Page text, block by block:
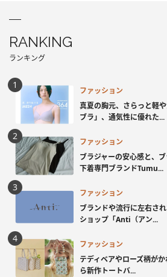
RANKING
ランキング
ファッション
真夏の胸元、さらっと軽
ブラ」、通気性に優れた...
ファッション
ブラジャーの安心感と、
下着専門ブランドTumu...
ファッション
ブランドや流行に左右さ
ショップ「Anti（アン...
ファッション
テディベアやローズ柄
ら新作トートバ...